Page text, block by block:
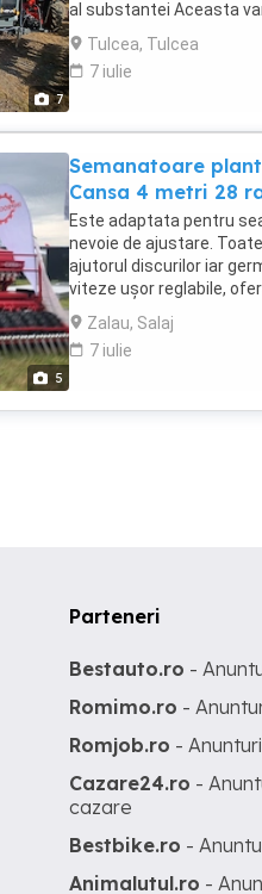
7
al substantei Aceasta
arcuri lamelare Pompa
Calculator pentru
Tulcea, Tulcea
7 iulie
5
Semanatoare
Cansa 4 metri 28
Este adaptata pentru
nevoie de ajustare.
ajutorul discurilor iar
viteze ușor reglabile,
este de 14 cm!
apă.Este o
unic distribuitor iar
Zalau, Salaj
7 iulie
Parteneri
Bestauto.ro -
Romimo.ro -
Romjob.ro -
Cazare24.ro -
cazare
Bestbike.ro -
Animalutul.ro -